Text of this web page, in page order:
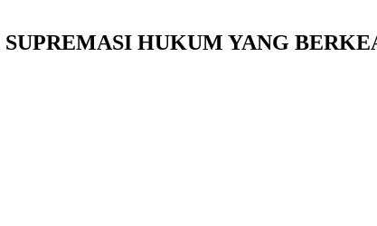
HUKUM YANG